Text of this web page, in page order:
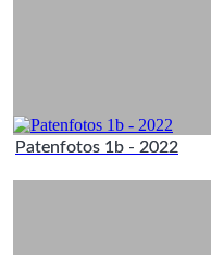
Patenfotos 1b - 2022